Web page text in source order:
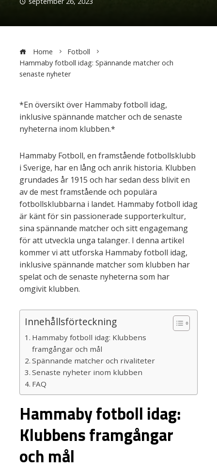
Home
Fotboll
Hammaby fotboll idag: Spännande matcher och
senaste nyheter
*En översikt över Hammaby fotboll idag,
inklusive spännande matcher och de senaste
nyheterna inom klubben.*
Hammaby Fotboll, en framstående fotbollsklubb
i Sverige, har en lång och anrik historia. Klubben
grundades år 1915 och har sedan dess blivit en
av de mest framstående och populära
fotbollsklubbarna i landet. Hammaby fotboll idag
är känt för sin passionerade supporterkultur,
sina spännande matcher och sitt engagemang
för att utveckla unga talanger. I denna artikel
kommer vi att utforska Hammaby fotboll idag,
inklusive spännande matcher som klubben har
spelat och de senaste nyheterna som har
omgivit klubben.
Innehållsförteckning
Hammaby fotboll idag: Klubbens
framgångar och mål
Spännande matcher och rivaliteter
Senaste nyheter inom klubben
FAQ
Hammaby fotboll idag:
Klubbens framgångar
och mål